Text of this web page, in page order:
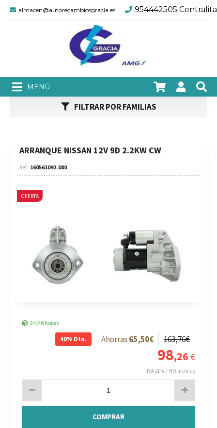
almacen@autorecambiosgracia.es 954442505 Centralita
FILTRAR POR FAMILIAS
ARRANQUE NISSAN 12V 9D 2.2KW CW
160561092.080
OFERTA
24/48 horas
40% Dto. 65,50€ 163,76€
98,26 €
IVA 21% NO Incluido
COMPRAR